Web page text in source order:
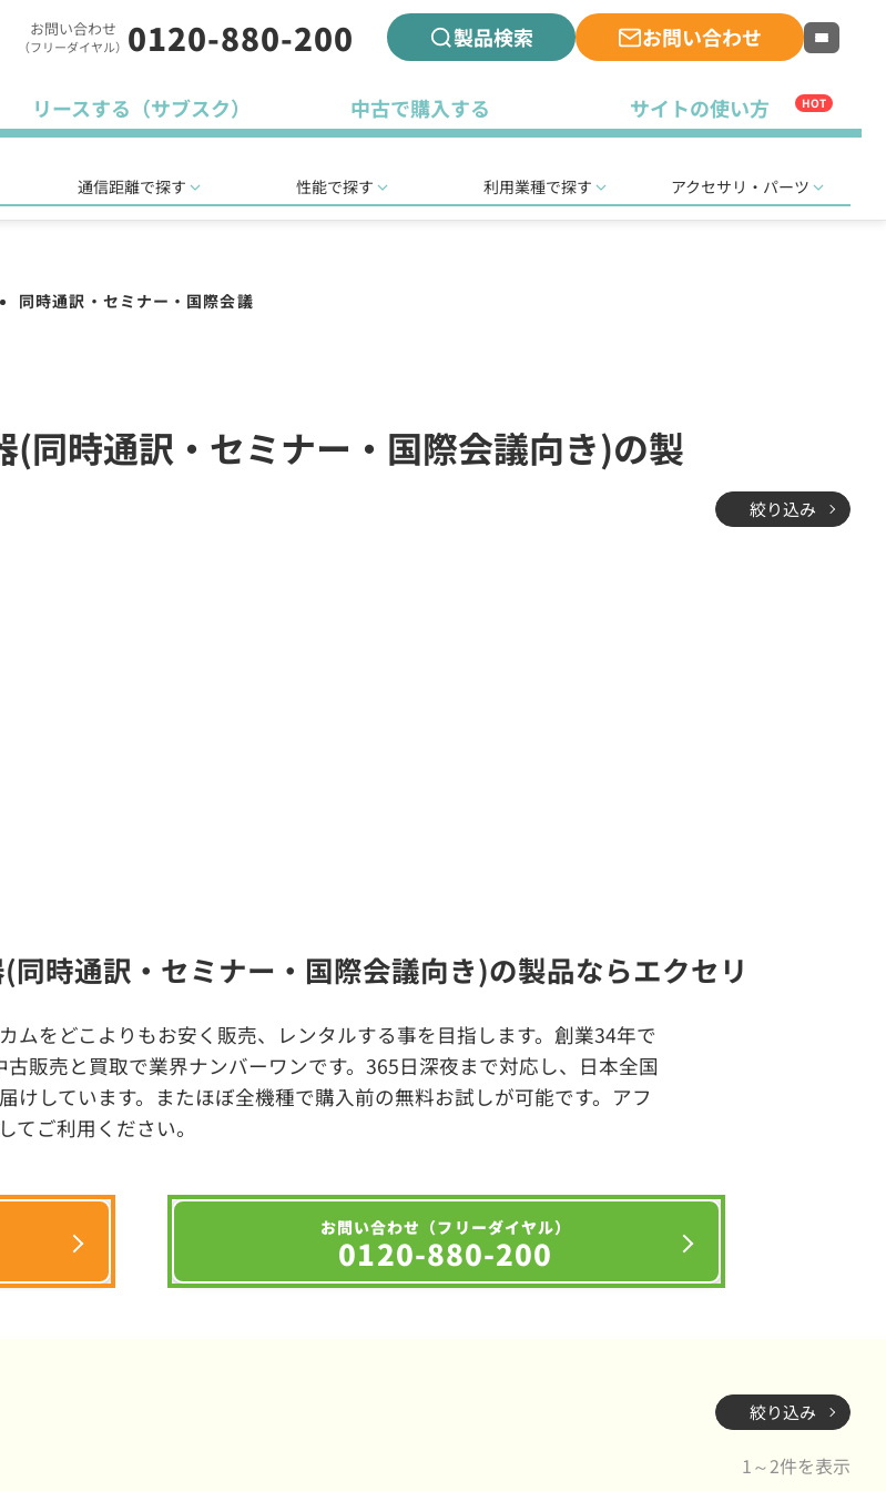
お問い合わせ
（フリーダイヤル） 0120-880-200 製品検索 お問い合わせ
リースする（サブスク） 中古で購入する サイトの使い方 HOT
通信距離で探す 性能で探す 利用業種で探す アクセサリ・パーツ
同時通訳・セミナー・国際会議
同時通訳・セミナー・国際会議向き)の製
絞り込み
時通訳・セミナー・国際会議向き)の製品ならエクセリ
ムをどこよりもお安く販売、レンタルする事を目指します。創業34年で
販売と買取で業界ナンバーワンです。365日深夜まで対応し、日本全国
けしています。またほぼ全機種で購入前の無料お試しが可能です。アフ
てご利用ください。
お問い合わせ（フリーダイヤル）
0120-880-200
絞り込み
1～2件を表示